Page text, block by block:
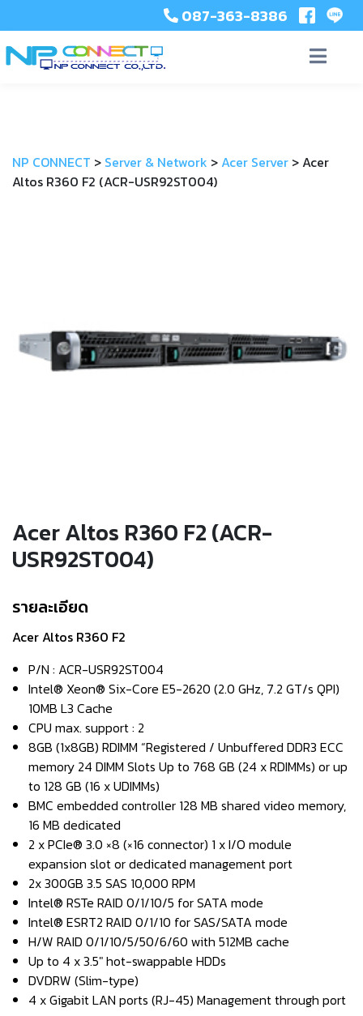
087-363-8386
NP CONNECT > Server & Network > Acer Server >Acer
Altos R360 F2 (ACR-USR92ST004)
Acer Altos R360 F2 (ACR-
USR92ST004)
รายละเอียด
Acer Altos R360 F2
P/N : ACR-USR92ST004
Intel® Xeon® Six-Core E5-2620 (2.0 GHz, 7.2 GT/s QPI)
10MB L3 Cache
CPU max. support : 2
8GB (1x8GB) RDIMM “Registered / Unbuffered DDR3 ECC
memory 24 DIMM Slots Up to 768 GB (24 x RDIMMs) or up
to 128 GB (16 x UDIMMs)
BMC embedded controller 128 MB shared video memory,
16 MB dedicated
2 x PCIe® 3.0 ×8 (×16 connector) 1 x I/O module
expansion slot or dedicated management port
2x 300GB 3.5 SAS 10,000 RPM
Intel® RSTe RAID 0/1/10/5 for SATA mode
Intel® ESRT2 RAID 0/1/10 for SAS/SATA mode
H/W RAID 0/1/10/5/50/6/60 with 512MB cache
Up to 4 x 3.5″ hot-swappable HDDs
DVDRW (Slim-type)
4 x Gigabit LAN ports (RJ-45) Management through port